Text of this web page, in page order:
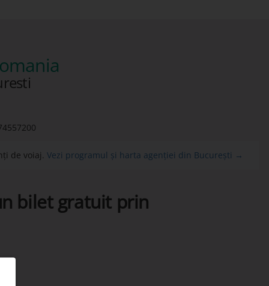
de voiaj. Vezi programul și harta agenției din București →
bilet gratuit prin